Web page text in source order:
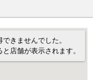
きませんでした。
店舗が表示されます。